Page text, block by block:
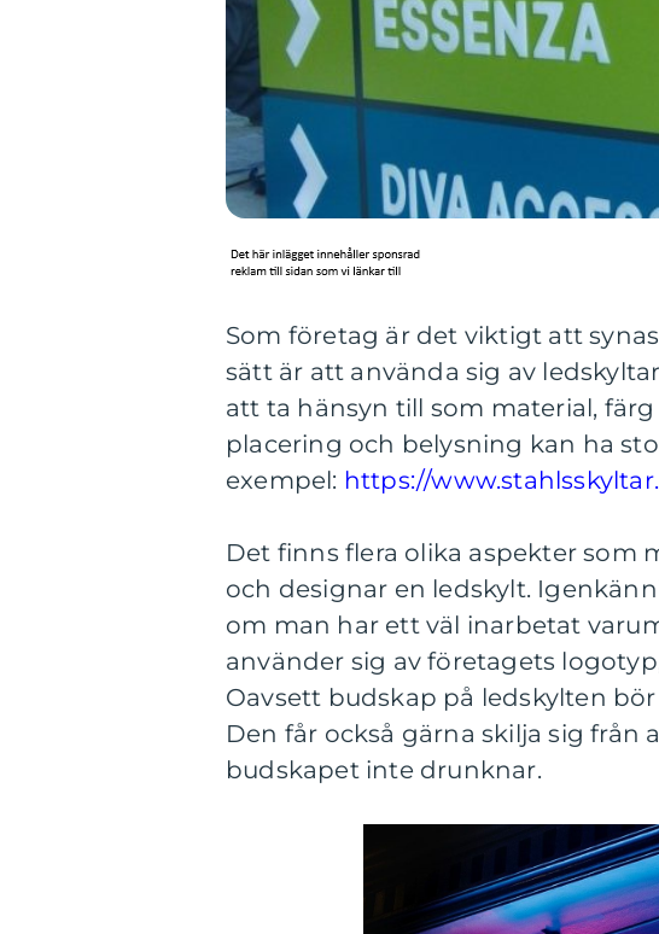
Som företag är det viktigt att
sätt är att använda sig av
att ta hänsyn till som material,
placering och belysning kan ha
exempel: https://
Det finns flera olika aspekter som
och designar en ledskylt.
om man har ett väl inarbetat
använder sig av företagets
Oavsett budskap på ledskylten
Den får också gärna skilja sig
budskapet inte drunknar.